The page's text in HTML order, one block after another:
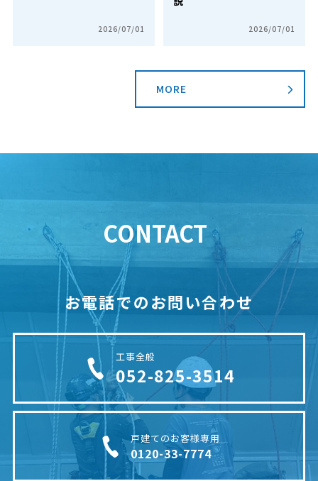
2026/07/01 2026/07/01
MORE
CONTACT
お電話でのお問い合わせ
工事全般
052-825-3514
戸建てのお客様専用
0120-33-7774